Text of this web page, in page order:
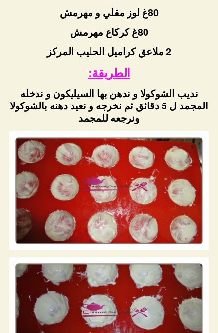
80غ لوز مقلي و مهرمش
80غ كركاع مهرمش
2 ملاعق كراميل الحليب المركز
الطريقة:
نديب الشوكولا و ندهن بها السيليكون و ندخله
المجمد ل 5 دقائق ثم نخرجه و نعيد دهنه بالشوكولا
ونرجعه للمجمد